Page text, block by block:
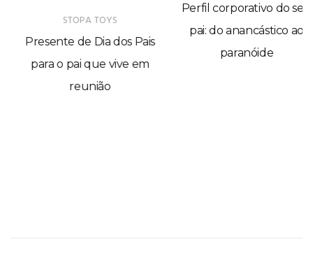
STOPA TOYS
Presente de Dia dos Pais
para o pai que vive em
reunião
Perfil corporativo do seu
pai: do anancástico ao
paranóide